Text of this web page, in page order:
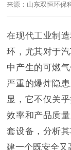
来源：山东双恒环保
在现代工业制
环，尤其对于
中产生的可燃
严重的爆炸隐
显，它不仅关
效率和产品质
套设备，分析
建一个既安全又